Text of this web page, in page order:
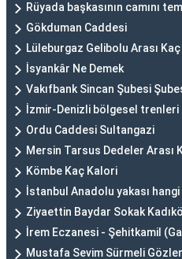
Rüyada başkasının camını
Gökduman Caddesi
Lüleburgaz Gelibolu Arası Kaç
İsyankâr Ne Demek
Vakıfbank Sincan Şubesi
İzmir-Denizli bölgesel
Ordu Caddesi Sultangazi
Mersin Tarsus Dedeler Arası
Kömbe Kaç Kalori
İstanbul Anadolu yakası
Ziyaettin Baydar Sokak
İrem Eczanesi - Şehitkamil
Mustafa Sevim Sürmeli